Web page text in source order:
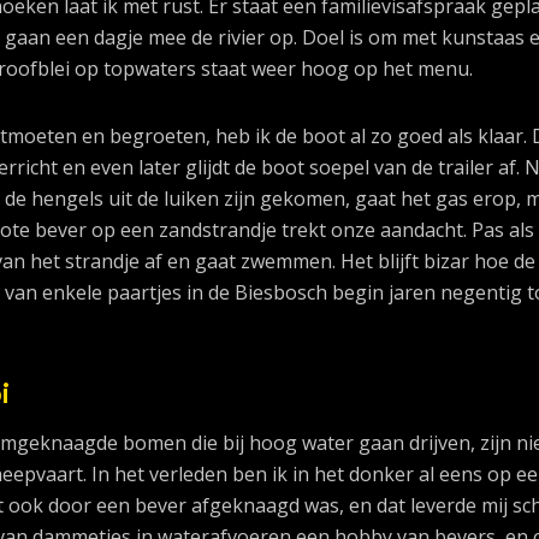
laat ik met rust. Er staat een familievisafspraak
een dagje mee de rivier op. Doel is om met kunstaas
op topwaters staat weer hoog op het menu.
en begroeten, heb ik de boot al zo goed als klaar.
en even later glijdt de boot soepel van de trailer af.
hengels uit de luiken zijn gekomen, gaat het gas erop,
bever op een zandstrandje trekt onze aandacht. Pas als
het strandje af en gaat zwemmen. Het blijft bizar hoe de
enkele paartjes in de Biesbosch begin jaren negentig
bomen die bij hoog water gaan drijven, zijn
In het verleden ben ik in het donker al eens op
door een bever afgeknaagd was, en dat leverde mij